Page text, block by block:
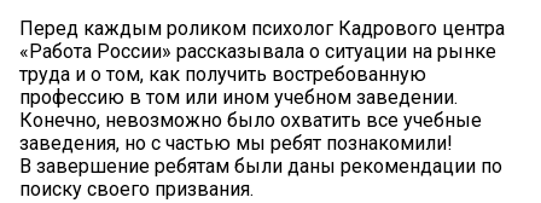
Перед каждым роликом психолог Кадрового центра
«Работа России» рассказывала о ситуации на рынке
труда и о том, как получить востребованную
профессию в том или ином учебном заведении.
Конечно, невозможно было охватить все учебные
заведения, но с частью мы ребят познакомили!
В завершение ребятам были даны рекомендации по
поиску своего призвания.